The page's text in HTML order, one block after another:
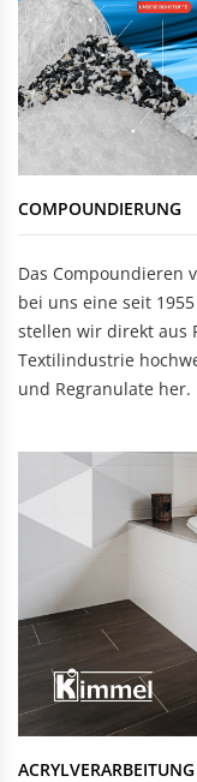
COMPOUNDIERUNG
Das Compoundieren
bei uns eine seit
stellen wir direkt aus
Textilindustrie
und Regranulate her.
ACRYLVERARBEITUNG